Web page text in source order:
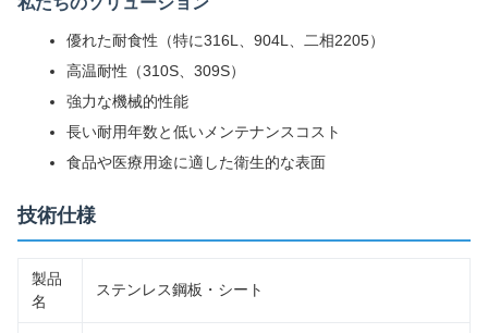
優れた耐食性（特に316L、904L、二相2205）
高温耐性（310S、309S）
強力な機械的性能
長い耐用年数と低いメンテナンスコスト
食品や医療用途に適した衛生的な表面
技術仕様
製品
名
ステンレス鋼板・シート